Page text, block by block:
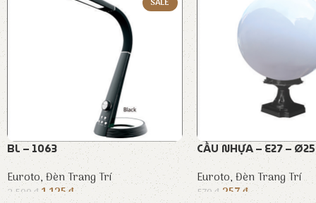
BL – 1063
Euroto,Đèn Trang Trí
2.500 ₫ 1.125₫
CẦU NHỰA – E27 –
Euroto, Đèn Trang Trí
570 ₫ 257₫